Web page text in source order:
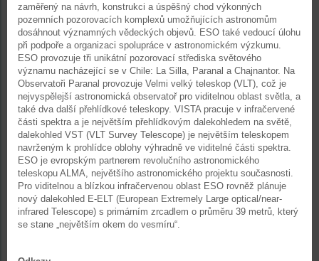
zaměřený na návrh, konstrukci a úspěšný chod výkonných
pozemních pozorovacích komplexů umožňujících astronomům
dosáhnout významných vědeckých objevů. ESO také vedoucí úlohu
při podpoře a organizaci spolupráce v astronomickém výzkumu.
ESO provozuje tři unikátní pozorovací střediska světového
významu nacházející se v Chile: La Silla, Paranal a Chajnantor. Na
Observatoři Paranal provozuje Velmi velký teleskop (VLT), což je
nejvyspělejší astronomická observatoř pro viditelnou oblast světla, a
také dva další přehlídkové teleskopy. VISTA pracuje v infračervené
části spektra a je největším přehlídkovým dalekohledem na světě,
dalekohled VST (VLT Survey Telescope) je největším teleskopem
navrženým k prohlídce oblohy výhradně ve viditelné části spektra.
ESO je evropským partnerem revolučního astronomického
teleskopu ALMA, největšího astronomického projektu současnosti.
Pro viditelnou a blízkou infračervenou oblast ESO rovněž plánuje
nový dalekohled E-ELT (European Extremely Large optical/near-
infrared Telescope) s primárním zrcadlem o průměru 39 metrů, který
se stane „největším okem do vesmíru“.